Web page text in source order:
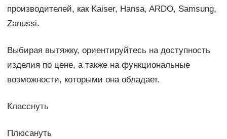
производителей, как Kaiser, Hansa, ARDO, Samsung,
Zanussi.
Выбирая вытяжку, ориентируйтесь на доступность
изделия по цене, а также на функциональные
возможности, которыми она обладает.
Класснуть
Плюсануть